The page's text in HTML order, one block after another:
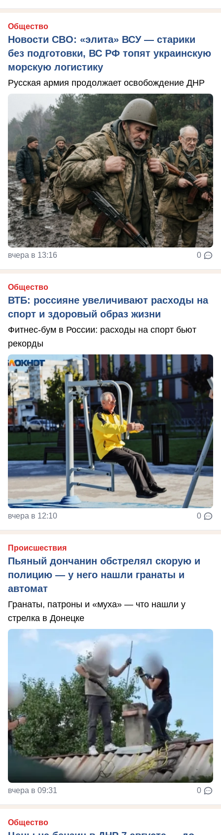
Общество
Новости СВО: «элита» ВСУ — старики
без подготовки, ВС РФ топят украинскую
морскую логистику
Русская армия продолжает освобождение ДНР
вчера в 13:16 0
Общество
ВТБ: россияне увеличивают расходы на
спорт и здоровый образ жизни
Фитнес-бум в России: расходы на спорт бьют
рекорды
вчера в 12:10 0
Происшествия
Пьяный дончанин обстрелял скорую и
полицию — у него нашли гранаты и
автомат
Гранаты, патроны и «муха» — что нашли у
стрелка в Донецке
вчера в 09:31 0
Общество